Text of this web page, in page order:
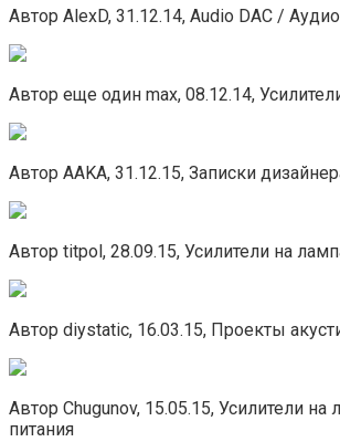
Автор AlexD, 31.12.14, Audio DAC /
Автор еще один max, 08.12.14,
Автор AAKA, 31.12.15, Записки
Автор titpol, 28.09.15, Усилители на
Автор diystatic, 16.03.15, Проекты
Автор Chugunov, 15.05.15, Усилители на
питания